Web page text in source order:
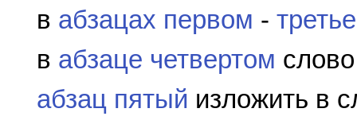
в абзацах первом -
в абзаце четвертом
абзац пятый изложить в